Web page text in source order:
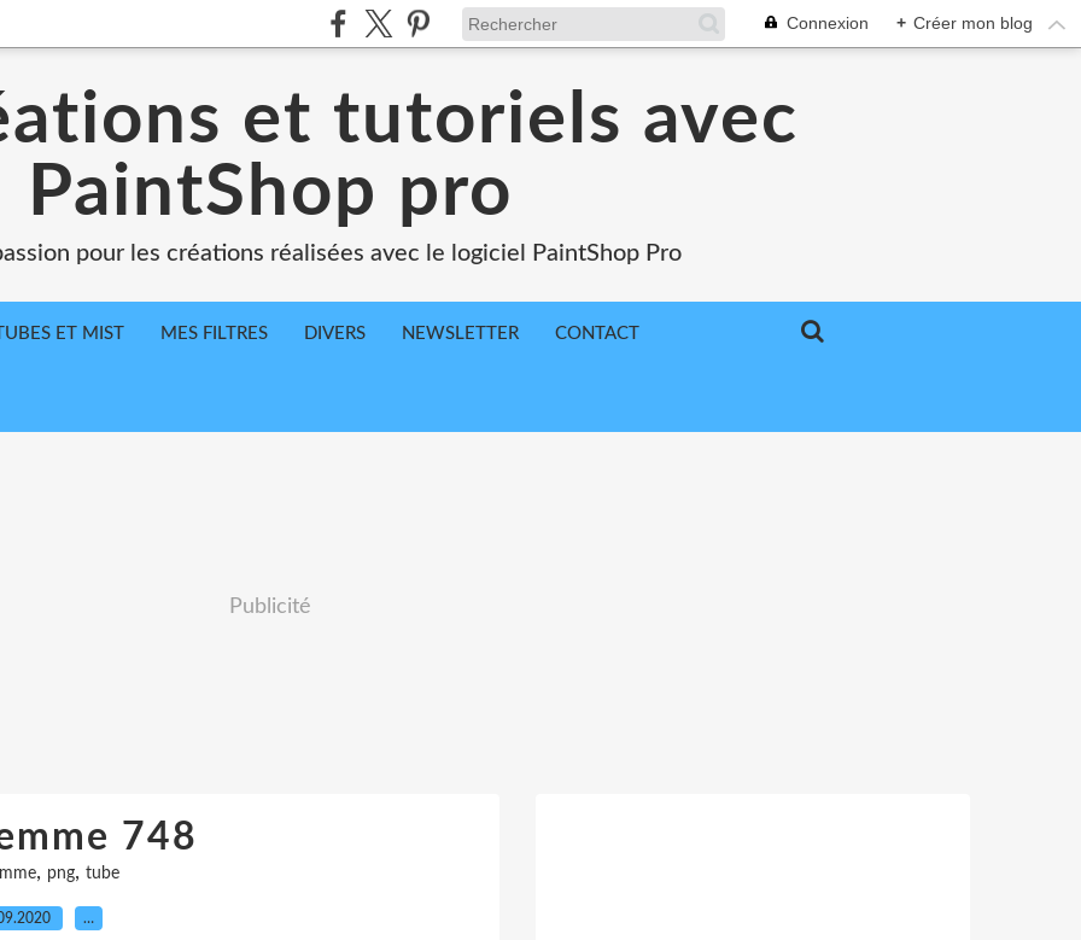
Connexion + Créer mon blog
et tutoriels avec
PaintShop pro
pour les créations réalisées avec le logiciel PaintShop Pro
ET MIST MES FILTRES DIVERS NEWSLETTER CONTACT
Publicité
748
, png, tube
…